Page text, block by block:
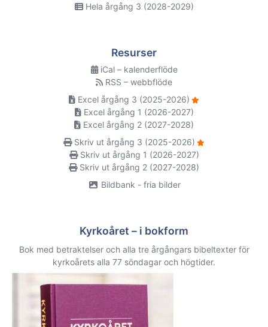
Hela årgång 3 (2028-2029)
Resurser
iCal – kalenderflöde
RSS – webbflöde
Excel årgång 3 (2025-2026)
Excel årgång 1 (2026-2027)
Excel årgång 2 (2027-2028)
Skriv ut årgång 3 (2025-2026)
Skriv ut årgång 1 (2026-2027)
Skriv ut årgång 2 (2027-2028)
Bildbank - fria bilder
Kyrkoåret – i bokform
Bok med betraktelser och alla tre årgångars bibeltexter för
kyrkoårets alla 77 söndagar och högtider.